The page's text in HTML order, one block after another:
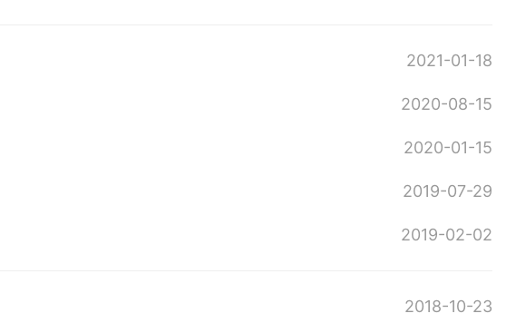
2021-01-18
2020-08-15
2020-01-15
2019-07-29
2019-02-02
2018-10-23